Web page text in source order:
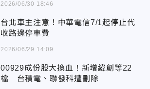
2026/06/30 18:46
台北車主注意！中華電信7/1起停止代
收路邊停車費
2026/06/29 14:09
00929成份股大換血！新增緯創等22
檔 台積電、聯發科遭刪除